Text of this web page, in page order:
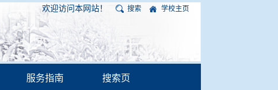
欢迎访问本网站！ 搜索 学校主页
服务指南 搜索页